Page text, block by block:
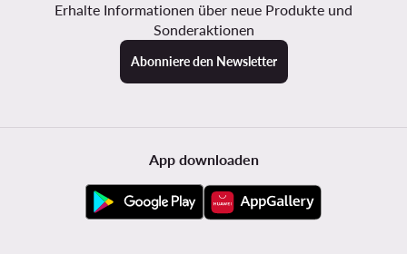
Erhalte Informationen über neue Produkte und
Sonderaktionen
Abonniere den Newsletter
App downloaden